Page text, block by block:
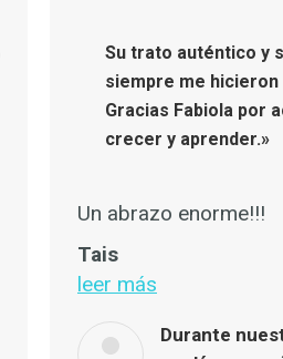
Su trato auténtico y
siempre me
Gracias Fabiola por
crecer y aprender.»
Un abrazo enorme!!!
Tais
leer más
Durante